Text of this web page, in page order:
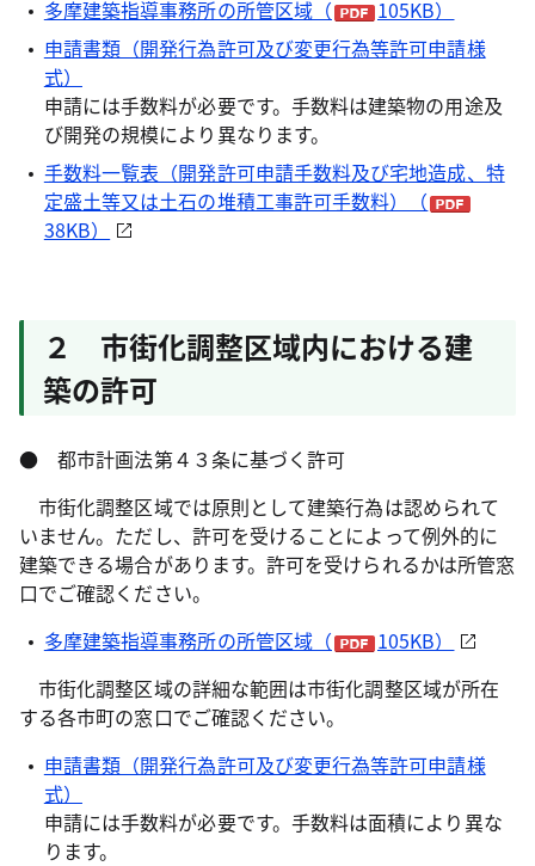
多摩建築指導事務所の所管区域（
105KB）
申請書類（開発行為許可及び変更行為等許可申請様
式）
申請には手数料が必要です。手数料は建築物の用途及
び開発の規模により異なります。
手数料一覧表（開発許可申請手数料及び宅地造成、特
定盛土等又は土石の堆積工事許可手数料）（
38KB）
２ 市街化調整区域内における建
築の許可
● 都市計画法第４３条に基づく許可
市街化調整区域では原則として建築行為は認められて
いません。ただし、許可を受けることによって例外的に
建築できる場合があります。許可を受けられるかは所管窓
口でご確認ください。
多摩建築指導事務所の所管区域（
105KB）
市街化調整区域の詳細な範囲は市街化調整区域が所在
する各市町の窓口でご確認ください。
申請書類（開発行為許可及び変更行為等許可申請様
式）
申請には手数料が必要です。手数料は面積により異な
ります。